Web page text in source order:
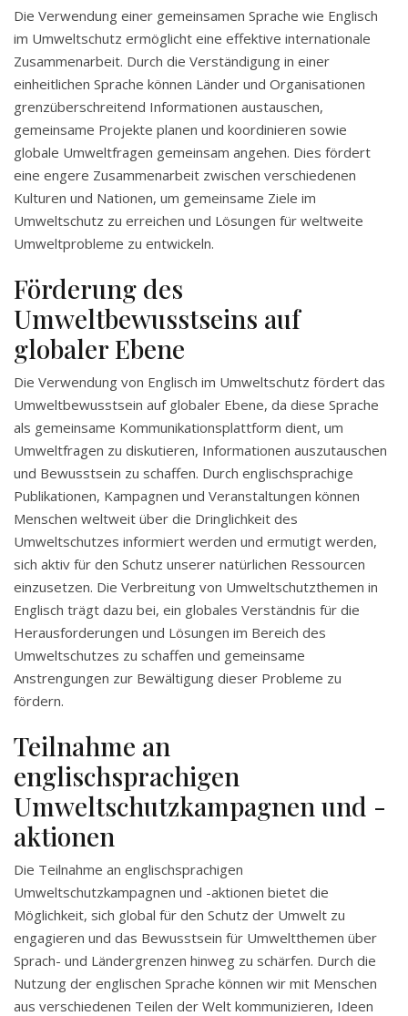
Die Verwendung einer gemeinsamen Sprache wie Englisch
im Umweltschutz ermöglicht eine effektive internationale
Zusammenarbeit. Durch die Verständigung in einer
einheitlichen Sprache können Länder und Organisationen
grenzüberschreitend Informationen austauschen,
gemeinsame Projekte planen und koordinieren sowie
globale Umweltfragen gemeinsam angehen. Dies fördert
eine engere Zusammenarbeit zwischen verschiedenen
Kulturen und Nationen, um gemeinsame Ziele im
Umweltschutz zu erreichen und Lösungen für weltweite
Umweltprobleme zu entwickeln.
Förderung des
Umweltbewusstseins auf
globaler Ebene
Die Verwendung von Englisch im Umweltschutz fördert das
Umweltbewusstsein auf globaler Ebene, da diese Sprache
als gemeinsame Kommunikationsplattform dient, um
Umweltfragen zu diskutieren, Informationen auszutauschen
und Bewusstsein zu schaffen. Durch englischsprachige
Publikationen, Kampagnen und Veranstaltungen können
Menschen weltweit über die Dringlichkeit des
Umweltschutzes informiert werden und ermutigt werden,
sich aktiv für den Schutz unserer natürlichen Ressourcen
einzusetzen. Die Verbreitung von Umweltschutzthemen in
Englisch trägt dazu bei, ein globales Verständnis für die
Herausforderungen und Lösungen im Bereich des
Umweltschutzes zu schaffen und gemeinsame
Anstrengungen zur Bewältigung dieser Probleme zu
fördern.
Teilnahme an
englischsprachigen
Umweltschutzkampagnen und -
aktionen
Die Teilnahme an englischsprachigen
Umweltschutzkampagnen und -aktionen bietet die
Möglichkeit, sich global für den Schutz der Umwelt zu
engagieren und das Bewusstsein für Umweltthemen über
Sprach- und Ländergrenzen hinweg zu schärfen. Durch die
Nutzung der englischen Sprache können wir mit Menschen
aus verschiedenen Teilen der Welt kommunizieren, Ideen